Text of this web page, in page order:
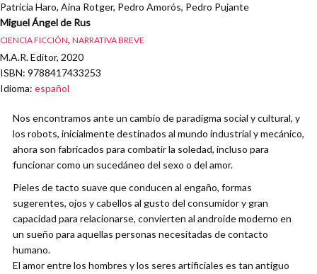
Patricia Haro, Aina Rotger, Pedro Amorós, Pedro Pujante
Miguel Ángel de Rus
CIENCIA FICCIÓN, NARRATIVA BREVE
M.A.R. Editor, 2020
ISBN: 9788417433253
Idioma: español
Nos encontramos ante un cambio de paradigma social y cultural, y
los robots, inicialmente destinados al mundo industrial y mecánico,
ahora son fabricados para combatir la soledad, incluso para
funcionar como un sucedáneo del sexo o del amor.
Pieles de tacto suave que conducen al engaño, formas
sugerentes, ojos y cabellos al gusto del consumidor y gran
capacidad para relacionarse, convierten al androide moderno en
un sueño para aquellas personas necesitadas de contacto
humano.
El amor entre los hombres y los seres artificiales es tan antiguo